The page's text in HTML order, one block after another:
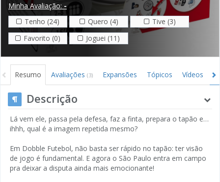
Minha Avaliação: -
Tenho (24)
Quero (4)
Tive (3)
Favorito (0)
Joguei (11)
Resumo Avaliações (3) Expansões Tópicos Vídeos
Descrição
Lá vem ele, passa pela defesa, faz a finta, prepara o tapão e…
ihhh, qual é a imagem repetida mesmo?
Em Dobble Futebol, não basta ser rápido no tapão: ter visão
de jogo é fundamental. E agora o São Paulo entra em campo
pra deixar a disputa ainda mais emocionante!